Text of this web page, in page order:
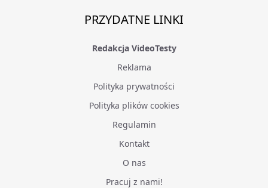
PRZYDATNE LINKI
Redakcja VideoTesty
Reklama
Polityka prywatności
Polityka plików cookies
Regulamin
Kontakt
O nas
Pracuj z nami!